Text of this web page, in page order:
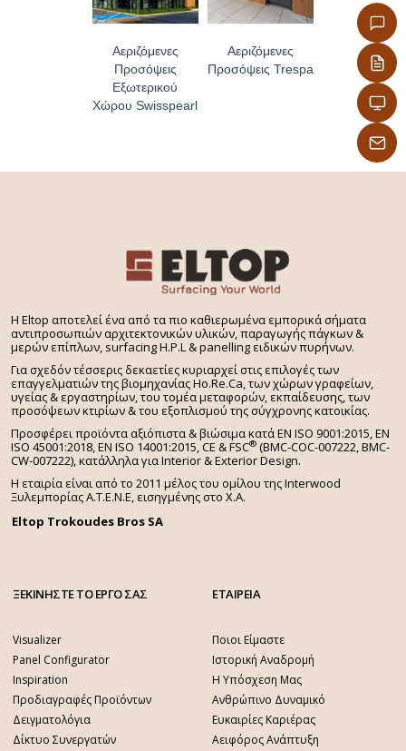
Προσαρμοσμένα πάχη 7, 9, 10 και 12mm είναι
διαθέσιμα κατόπιν ειδικής παραγγελίας.
Επιφάνεια
NT (για εφαρμογές εξωτερικού χώρου)
FH (για εφαρμογές εσωτερικού χώρου)
Πληρεί τις απαιτήσεις σύμφωνα με το EN 438
Τοποθέτηση και μηχανική κατεργασία
(εξωτερική χρήση)
Τα πανέλα τοποθετούνται με εμφανή βίδα σε
μεταλλική υποδομή με τη λογική της αεριζόμενης
πρόσοψης.
Εγκρίσεις
Ταξινόμηση δομικών υλικών A2-s1, d0 σύμφωνα με
το EN 13501-1
Εφαρμογές
Ουρανοξύστες, εμπορικά κέντρα, σιδηροδρομικοί
σταθμοί, αεροδρόμια, νοσοκομεία, δημόσια,
ιδιωτικά κτίρια.
Αεριζόμενες
Προσόψεις
Εξωτερικού
Χώρου Swisspearl
Αεριζόμενες
Προσόψεις Trespa
H Eltop αποτελεί ένα από τα πιο καθιερωμένα εμπορικά σήματα
αντιπροσωπιών αρχιτεκτονικών υλικών, παραγωγής πάγκων &
μερών επίπλων, surfacing H.P.L & panelling ειδικών πυρήνων.
Για σχεδόν τέσσερις δεκαετίες κυριαρχεί στις επιλογές των
επαγγελματιών της βιομηχανίας Ho.Re.Ca, των χώρων γραφείων,
υγείας & εργαστηρίων, του τομέα μεταφορών, εκπαίδευσης, των
προσόψεων κτιρίων & του εξοπλισμού της σύγχρονης κατοικίας.
Προσφέρει προϊόντα αξιόπιστα & βιώσιμα κατά EN ISO 9001:2015, EN
ISO 45001:2018, EN ISO 14001:2015,CE & FSC® (BMC-COC-007222, BMC-
CW-007222), κατάλληλα για Interior & Exterior Design.
Η εταιρία είναι από το 2011 μέλος του ομίλου της Interwood
Ξυλεμπορίας Α.Τ.Ε.Ν.Ε, εισηγμένης στο Χ.A.
Eltop Trokoudes Bros SA
ΞΕΚΙΝΗΣΤΕ ΤΟ ΕΡΓΟ ΣΑΣ
Visualizer
Panel Configurator
Inspiration
Προδιαγραφές Προϊόντων
Δειγματολόγια
Δίκτυο Συνεργατών
ΕΤΑΙΡΕΙΑ
Ποιοι Είμαστε
Ιστορική Αναδρομή
Η Υπόσχεση Μας
Ανθρώπινο Δυναμικό
Ευκαιρίες Καριέρας
Αειφόρος Ανάπτυξη